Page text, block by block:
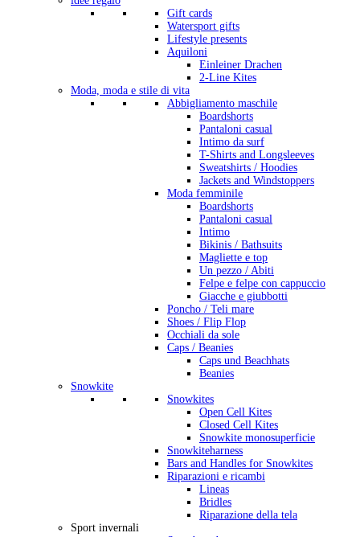
Gift cards
Watersport gifts
Lifestyle presents
Aquiloni
Einleiner Drachen
2-Line Kites
Moda, moda e stile di vita
Abbigliamento maschile
Boardshorts
Pantaloni casual
Intimo da surf
T-Shirts and Longsleeves
Sweatshirts / Hoodies
Jackets and Windstoppers
Moda femminile
Boardshorts
Pantaloni casual
Intimo
Bikinis / Bathsuits
Magliette e top
Un pezzo / Abiti
Felpe e felpe con cappuccio
Giacche e giubbotti
Poncho / Teli mare
Shoes / Flip Flop
Occhiali da sole
Caps / Beanies
Caps und Beachhats
Beanies
Snowkite
Snowkites
Open Cell Kites
Closed Cell Kites
Snowkite monosuperficie
Snowkiteharness
Bars and Handles for Snowkites
Riparazioni e ricambi
Lineas
Bridles
Riparazione della tela
Sport invernali